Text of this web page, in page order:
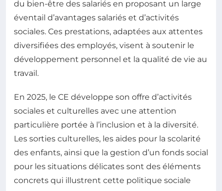
du bien-être des salariés en proposant un large
éventail d’avantages salariés et d’activités
sociales. Ces prestations, adaptées aux attentes
diversifiées des employés, visent à soutenir le
développement personnel et la qualité de vie au
travail.
En 2025, le CE développe son offre d’activités
sociales et culturelles avec une attention
particulière portée à l’inclusion et à la diversité.
Les sorties culturelles, les aides pour la scolarité
des enfants, ainsi que la gestion d’un fonds social
pour les situations délicates sont des éléments
concrets qui illustrent cette politique sociale